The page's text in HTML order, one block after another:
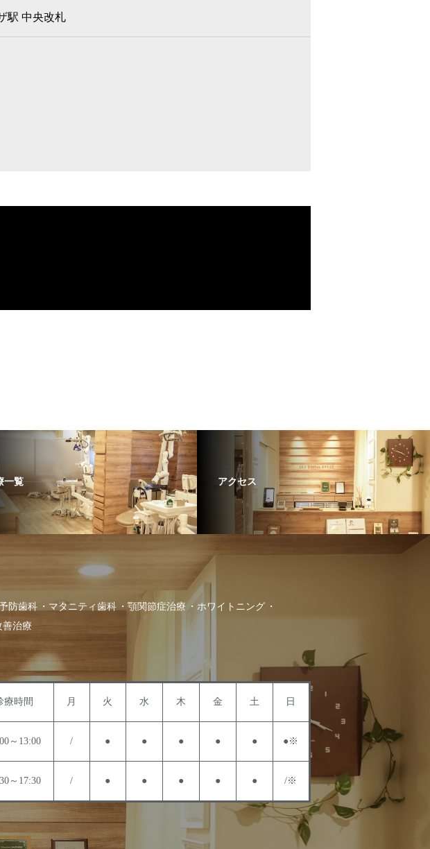
駅 中央改札
一覧 アクセス
防歯科 マタニティ歯科 顎関節症治療
ホワイトニング
善治療
療時間 月 火 水 木 金 土 日
～13:00 / ● ● ● ● ● ●※
～17:30 / ● ● ● ● ● /※